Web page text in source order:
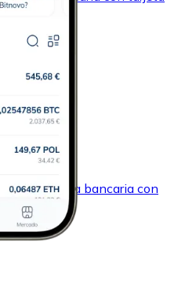
bancaria con